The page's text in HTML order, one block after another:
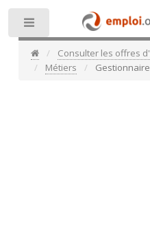
Consulter les offres
Métiers
Toggle